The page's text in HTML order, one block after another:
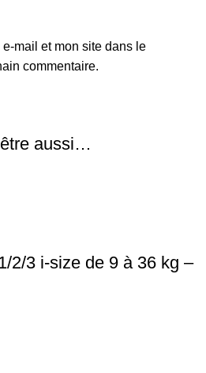
mail et mon site dans le
commentaire.
aussi…
2/3 i-size de 9 à 36 kg –